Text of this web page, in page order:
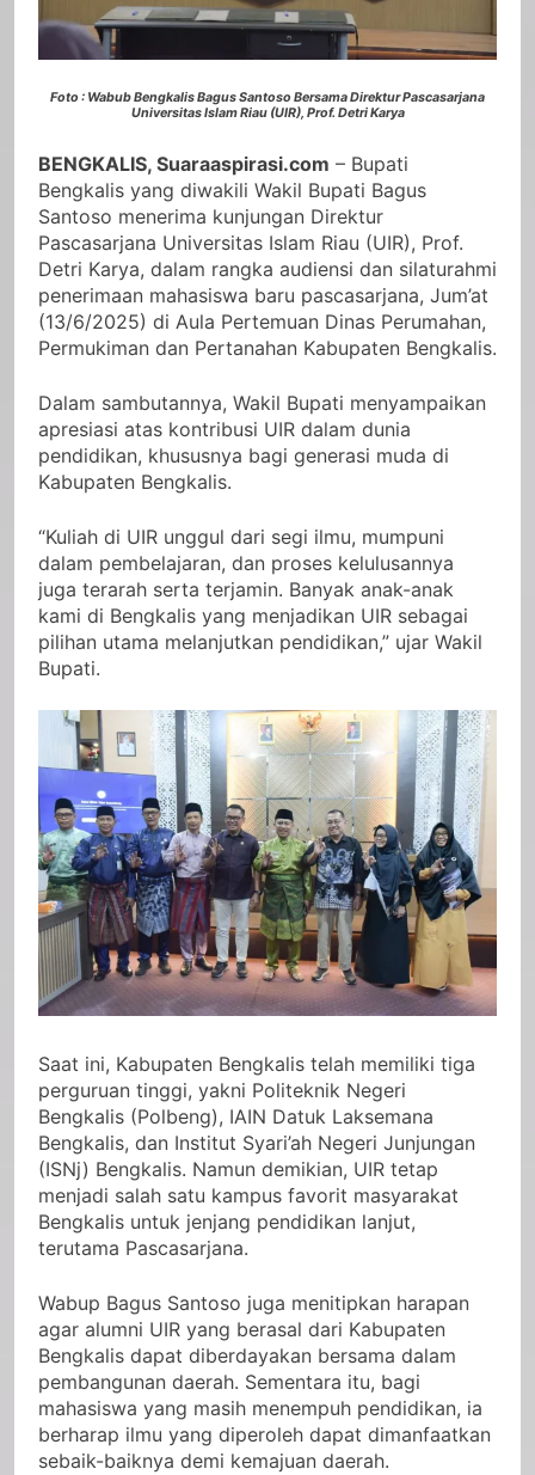
Foto : Wabub Bengkalis Bagus Santoso Bersama Direktur Pascasarjana
Universitas Islam Riau (UIR), Prof. Detri Karya
BENGKALIS, Suaraaspirasi.com – Bupati
Bengkalis yang diwakili Wakil Bupati Bagus
Santoso menerima kunjungan Direktur
Pascasarjana Universitas Islam Riau (UIR), Prof.
Detri Karya, dalam rangka audiensi dan silaturahmi
penerimaan mahasiswa baru pascasarjana, Jum’at
(13/6/2025) di Aula Pertemuan Dinas Perumahan,
Permukiman dan Pertanahan Kabupaten Bengkalis.
Dalam sambutannya, Wakil Bupati menyampaikan
apresiasi atas kontribusi UIR dalam dunia
pendidikan, khususnya bagi generasi muda di
Kabupaten Bengkalis.
“Kuliah di UIR unggul dari segi ilmu, mumpuni
dalam pembelajaran, dan proses kelulusannya
juga terarah serta terjamin. Banyak anak-anak
kami di Bengkalis yang menjadikan UIR sebagai
pilihan utama melanjutkan pendidikan,” ujar Wakil
Bupati.
Saat ini, Kabupaten Bengkalis telah memiliki tiga
perguruan tinggi, yakni Politeknik Negeri
Bengkalis (Polbeng), IAIN Datuk Laksemana
Bengkalis, dan Institut Syari’ah Negeri Junjungan
(ISNj) Bengkalis. Namun demikian, UIR tetap
menjadi salah satu kampus favorit masyarakat
Bengkalis untuk jenjang pendidikan lanjut,
terutama Pascasarjana.
Wabup Bagus Santoso juga menitipkan harapan
agar alumni UIR yang berasal dari Kabupaten
Bengkalis dapat diberdayakan bersama dalam
pembangunan daerah. Sementara itu, bagi
mahasiswa yang masih menempuh pendidikan, ia
berharap ilmu yang diperoleh dapat dimanfaatkan
sebaik-baiknya demi kemajuan daerah.